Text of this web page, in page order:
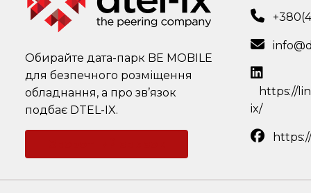
Обирайте дата-парк BE MOBILE
для безпечного розміщення
обладнання, а про зв’язок
подбає DTEL-IX.
https://
ix/